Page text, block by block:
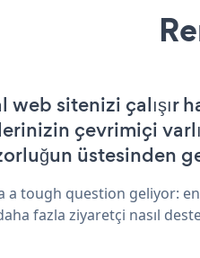
web sitenizi çalışır
çevrimiçi
üstesinden
a tough question geliyor:
fazla ziyaretçi nasıl